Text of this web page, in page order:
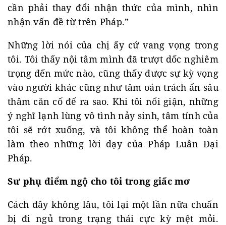
cần phải thay đổi nhận thức của mình, nhìn
nhận vấn đề từ trên Pháp.”
Những lời nói của chị ấy cứ vang vọng trong
tôi. Tôi thấy nội tâm mình đã trượt dốc nghiêm
trọng đến mức nào, cũng thấy được sự kỳ vọng
vào người khác cũng như tâm oán trách ẩn sâu
thâm căn cố đế ra sao. Khi tôi nổi giận, những
ý nghĩ lạnh lùng vô tình nảy sinh, tâm tính của
tôi sẽ rớt xuống, và tôi không thể hoàn toàn
làm theo những lời dạy của Pháp Luân Đại
Pháp.
Sư phụ điểm ngộ cho tôi trong giấc mơ
Cách đây không lâu, tôi lại một lần nữa chuẩn
bị đi ngủ trong trạng thái cực kỳ mệt mỏi.